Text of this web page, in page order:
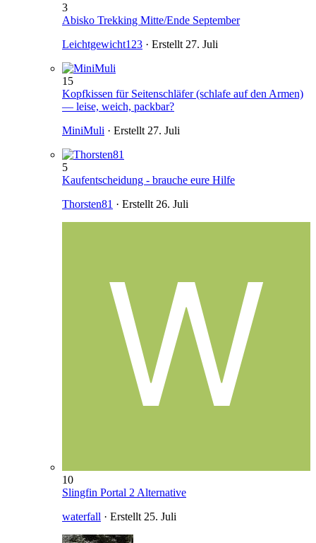
3
Abisko Trekking Mitte/Ende September
Leichtgewicht123 · Erstellt 27. Juli
15
Kopfkissen für Seitenschläfer (schlafe auf den Armen)
— leise, weich, packbar?
MiniMuli · Erstellt 27. Juli
5
Kaufentscheidung - brauche eure Hilfe
Thorsten81 · Erstellt 26. Juli
10
Slingfin Portal 2 Alternative
waterfall · Erstellt 25. Juli